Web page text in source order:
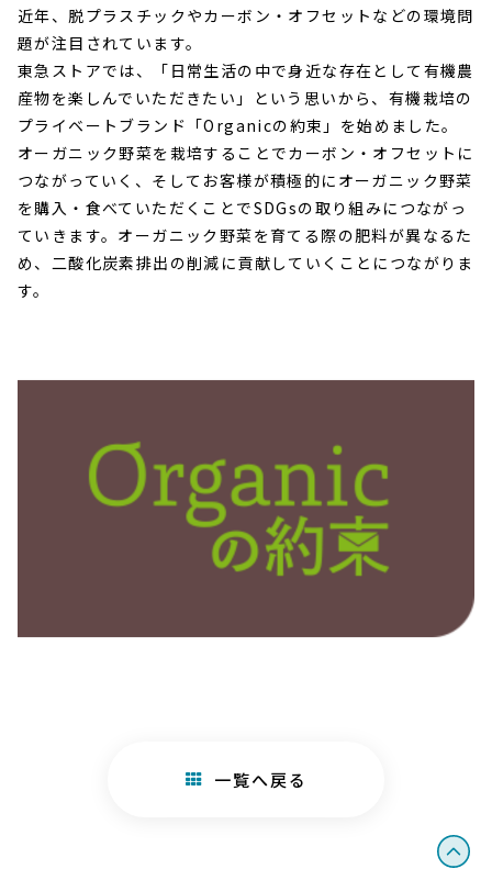
近年、脱プラスチックやカーボン・オフセットなどの環境問
題が注目されています。
東急ストアでは、「日常生活の中で身近な存在として有機農
産物を楽しんでいただきたい」という思いから、有機栽培の
プライベートブランド「Organicの約束」を始めました。
オーガニック野菜を栽培することでカーボン・オフセットに
つながっていく、そしてお客様が積極的にオーガニック野菜
を購入・食べていただくことでSDGsの取り組みにつながっ
ていきます。オーガニック野菜を育てる際の肥料が異なるた
め、二酸化炭素排出の削減に貢献していくことにつながりま
す。
一覧へ戻る